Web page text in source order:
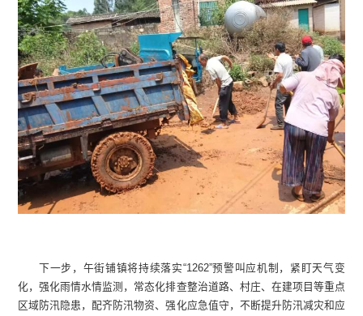
下一步，午街铺镇将持续落实“1262”预警叫应机制，紧盯天气变
化，强化雨情水情监测，常态化排查整治道路、村庄、在建项目等重点
区域防汛隐患，配齐防汛物资、强化应急值守，不断提升防汛减灾和应